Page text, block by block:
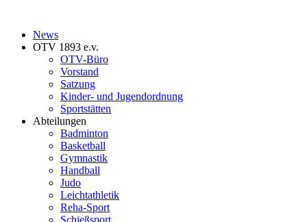
News
OTV 1893 e.v.
OTV-Büro
Vorstand
Satzung
Kinder- und Jugendordnung
Sportstätten
Abteilungen
Badminton
Basketball
Gymnastik
Handball
Judo
Leichtathletik
Reha-Sport
Schießsport